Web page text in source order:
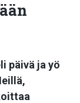
päivä ja yö